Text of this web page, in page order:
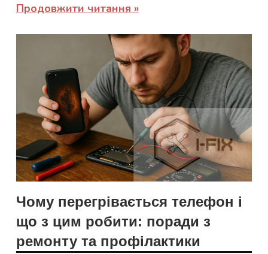
Продовжити читання
Чому перегрівається телефон і
що з цим робити: поради з
ремонту та профілактики